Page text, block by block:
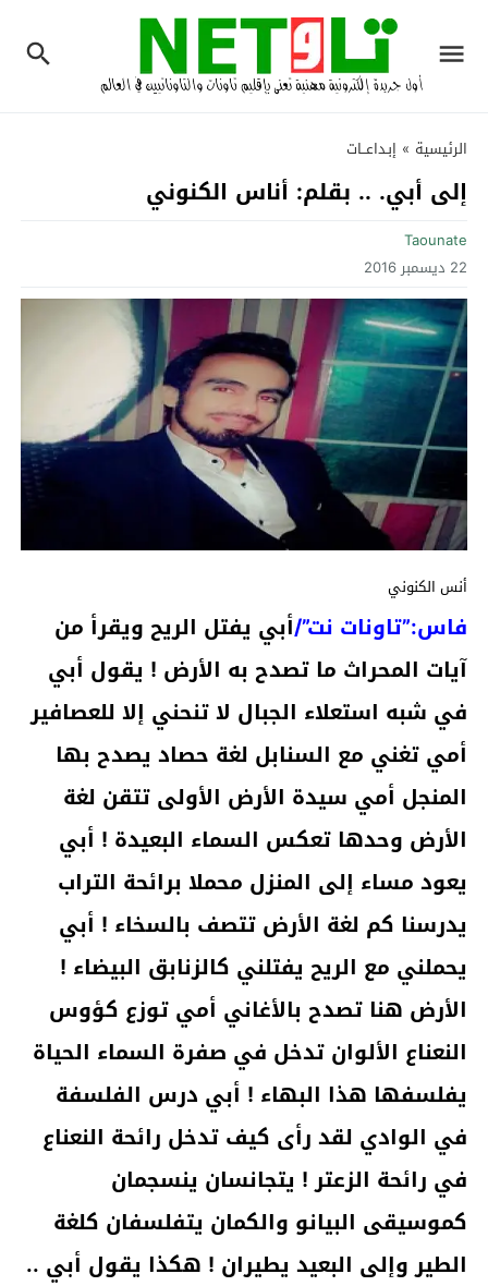
الرئيسية » إبـداعــات
إلى أبي. .. بقلم: أناس الكنوني
Taounate
22 ديسمبر 2016
أنس الكنوني
فاس:”تاونات نت”/أبي يفتل الريح ويقرأ من
آيات المحراث ما تصدح به الأرض ! يقول أبي
في شبه استعلاء الجبال لا تنحني إلا للعصافير
أمي تغني مع السنابل لغة حصاد يصدح بها
المنجل أمي سيدة الأرض الأولى تتقن لغة
الأرض وحدها تعكس السماء البعيدة ! أبي
يعود مساء إلى المنزل محملا برائحة التراب
يدرسنا كم لغة الأرض تتصف بالسخاء ! أبي
يحملني مع الريح يفتلني كالزنابق البيضاء !
الأرض هنا تصدح بالأغاني أمي توزع كؤوس
النعناع الألوان تدخل في صفرة السماء الحياة
يفلسفها هذا البهاء ! أبي درس الفلسفة
في الوادي لقد رأى كيف تدخل رائحة النعناع
في رائحة الزعتر ! يتجانسان ينسجمان
كموسيقى البيانو والكمان يتفلسفان كلغة
الطير وإلى البعيد يطيران ! هكذا يقول أبي ..